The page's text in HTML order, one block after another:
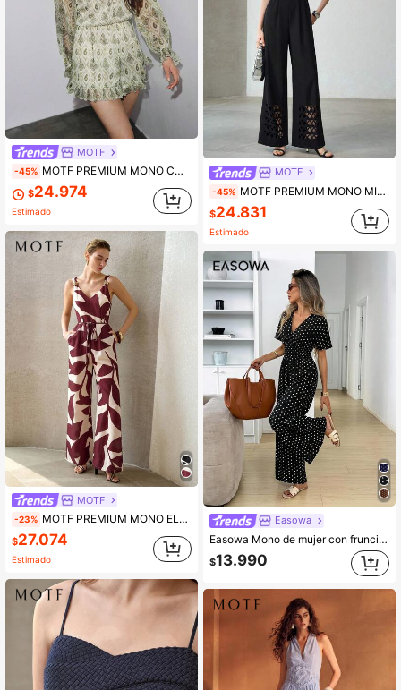
MOTF
-45% MOTF PREMIUM MONO CON ESTAMPADO TOTAL DE VACACIONES Y BAJO CON VOLANTES PRIMAVERA VERANO
$24.974
Estimado
MOTF
-23% MOTF PREMIUM MONO ELEGANTE Y CASUAL DE ESTILO LINO
$27.074
Estimado
MOTF
-45% MOTF PREMIUM MONO MINIMALISTA NEGRO CON CINTURA CEÑIDA
$24.831
Estimado
Easowa
Easowa Mono de mujer con fruncido, cruzado, manga larga, espalda descubierta, con cordones, cintura ceñida, fruncido, pierna ancha, estampado de lunares vintage, casual, relajado, elegante, estilo Old Money, para ir al trabajo, vacaciones, primavera y verano
$13.990